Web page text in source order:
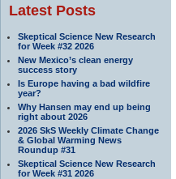
Latest Posts
Skeptical Science New Research
for Week #32 2026
New Mexico’s clean energy
success story
Is Europe having a bad wildfire
year?
Why Hansen may end up being
right about 2026
2026 SkS Weekly Climate Change
& Global Warming News
Roundup #31
Skeptical Science New Research
for Week #31 2026